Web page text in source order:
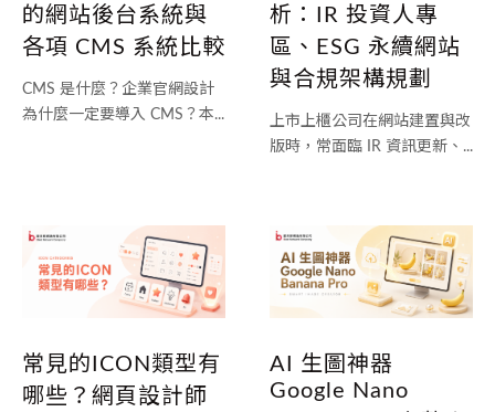
的網站後台系統與
各項 CMS 系統比較
CMS 是什麼？企業官網設計
為什麼一定要導入 CMS？本...
析：IR 投資人專
區、ESG 永續網站
與合規架構規劃
上市上櫃公司在網站建置與改
版時，常面臨 IR 資訊更新、...
常見的ICON類型有
哪些？網頁設計師
AI 生圖神器
Google Nano